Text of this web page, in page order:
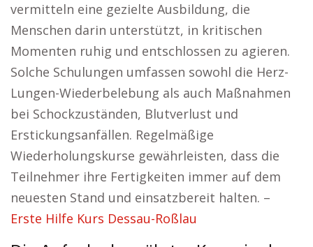
vermitteln eine gezielte Ausbildung, die
Menschen darin unterstützt, in kritischen
Momenten ruhig und entschlossen zu agieren.
Solche Schulungen umfassen sowohl die Herz-
Lungen-Wiederbelebung als auch Maßnahmen
bei Schockzuständen, Blutverlust und
Erstickungsanfällen. Regelmäßige
Wiederholungskurse gewährleisten, dass die
Teilnehmer ihre Fertigkeiten immer auf dem
neuesten Stand und einsatzbereit halten. –
Erste Hilfe Kurs Dessau-Roßlau